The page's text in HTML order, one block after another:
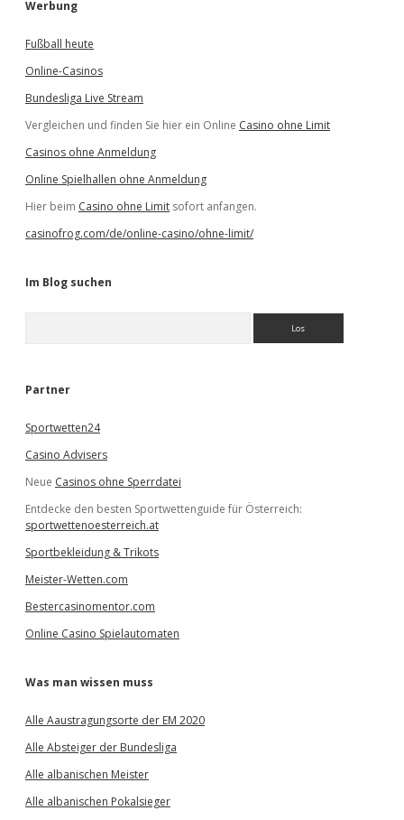
Werbung
Fußball heute
Online-Casinos
Bundesliga Live Stream
Vergleichen und finden Sie hier ein Online Casino ohne Limit
Casinos ohne Anmeldung
Online Spielhallen ohne Anmeldung
Hier beim Casino ohne Limit sofort anfangen.
casinofrog.com/de/online-casino/ohne-limit/
Im Blog suchen
e
Partner
Sportwetten24
Casino Advisers
Neue Casinos ohne Sperrdatei
Entdecke den besten Sportwettenguide für Österreich:
sportwettenoesterreich.at
Sportbekleidung & Trikots
Meister-Wetten.com
Bestercasinomentor.com
Online Casino Spielautomaten
Was man wissen muss
Alle Aaustragungsorte der EM 2020
Alle Absteiger der Bundesliga
Alle albanischen Meister
Alle albanischen Pokalsieger